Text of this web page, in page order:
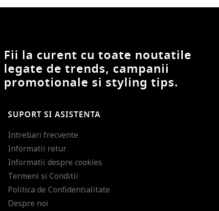
Fii la curent cu toate noutatile
legate de trends, campanii
promotionale si styling tips.
SUPORT SI ASISTENTA
Intrebari frecvente
Informatii retur
Informatii despre cookies
Termeni si Conditii
Politica de Confidentialitate
Despre noi